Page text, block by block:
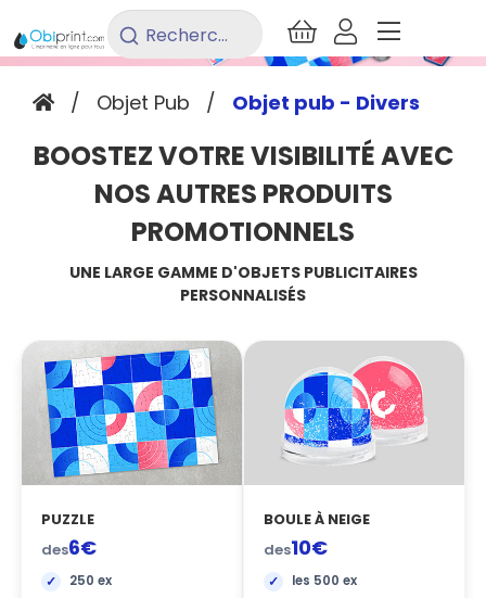
Rechercher
un
produit...
/ Objet Pub / Objet pub - Divers
BOOSTEZ VOTRE VISIBILITÉ AVEC
NOS AUTRES PRODUITS
PROMOTIONNELS
UNE LARGE GAMME D'OBJETS PUBLICITAIRES
PERSONNALISÉS
PUZZLE
des6€
250 ex
BOULE À NEIGE
des10€
les 500 ex